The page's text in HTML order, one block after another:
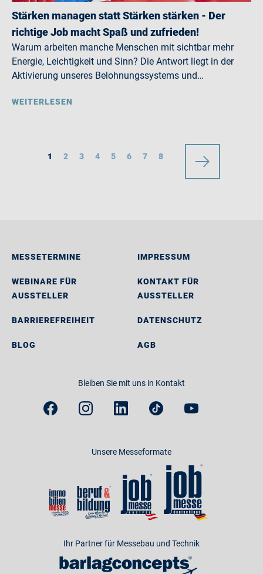
Stärken managen statt Stärken stärken - Der
richtige Job macht Spaß und zufrieden!
Warum arbeiten manche Menschen mit sichtbar mehr
Energie, Leichtigkeit und Sinn? Die Antwort liegt in der
Aktivierung unseres Belohnungssystems und…
WEITERLESEN
1 2 3 4 5 6 7 8
MESSETERMINE
WEBINARE FÜR
AUSSTELLER
BARRIEREFREIHEIT
BLOG
IMPRESSUM
KONTAKT FÜR
AUSSTELLER
DATENSCHUTZ
AGB
Bleiben Sie mit uns in Kontakt
Unsere Messeformate
Ihr Partner für Messebau und Technik